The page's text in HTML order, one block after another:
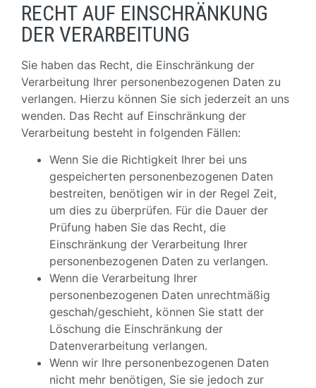
RECHT AUF EINSCHRÄNKUNG
DER VERARBEITUNG
Sie haben das Recht, die Einschränkung der
Verarbeitung Ihrer personenbezogenen Daten zu
verlangen. Hierzu können Sie sich jederzeit an uns
wenden. Das Recht auf Einschränkung der
Verarbeitung besteht in folgenden Fällen:
Wenn Sie die Richtigkeit Ihrer bei uns
gespeicherten personenbezogenen Daten
bestreiten, benötigen wir in der Regel Zeit,
um dies zu überprüfen. Für die Dauer der
Prüfung haben Sie das Recht, die
Einschränkung der Verarbeitung Ihrer
personenbezogenen Daten zu verlangen.
Wenn die Verarbeitung Ihrer
personenbezogenen Daten unrechtmäßig
geschah/geschieht, können Sie statt der
Löschung die Einschränkung der
Datenverarbeitung verlangen.
Wenn wir Ihre personenbezogenen Daten
nicht mehr benötigen, Sie sie jedoch zur